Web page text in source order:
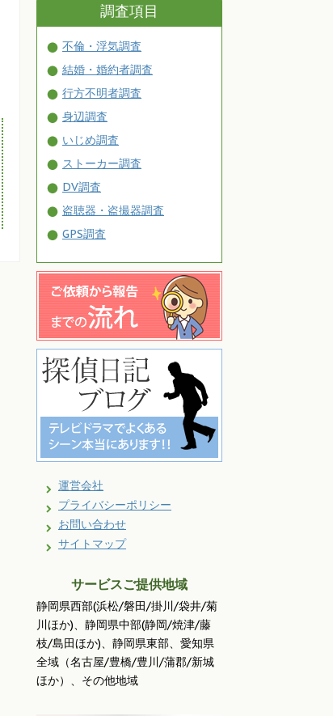
調査項目
不倫・浮気調査
結婚・婚約者調査
行方不明者調査
身辺調査
いじめ調査
ストーカー調査
DV調査
盗聴器・盗撮器調査
GPS調査
運営会社
プライバシーポリシー
お問い合わせ
サイトマップ
サービスご提供地域
静岡県西部(浜松/磐田/掛川/袋井/菊
川ほか)、静岡県中部(静岡/焼津/藤
枝/島田ほか)、静岡県東部、愛知県
全域（名古屋/豊橋/豊川/蒲郡/新城
ほか）、その他地域